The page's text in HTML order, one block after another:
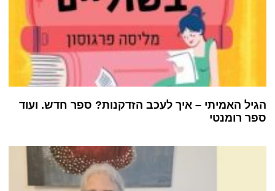
הגיל האמיתי – איך לעכב הזדקנות? ספר חדש. ועוד
ספר רומנטי